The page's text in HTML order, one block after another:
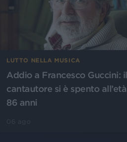
LUTTO NELLA MUSICA
Addio a Francesco Guccini: il
cantautore si è spento
86 anni